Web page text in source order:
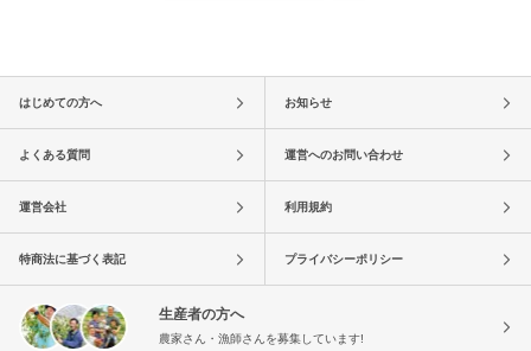
はじめての方へ お知らせ
よくある質問 運営へのお問い合わせ
運営会社 利用規約
特商法に基づく表記 プライバシーポリシー
生産者の方へ
農家さん・漁師さんを募集しています!